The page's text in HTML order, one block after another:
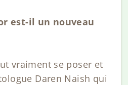
est-il un nouveau
vraiment se poser et
Daren Naish qui